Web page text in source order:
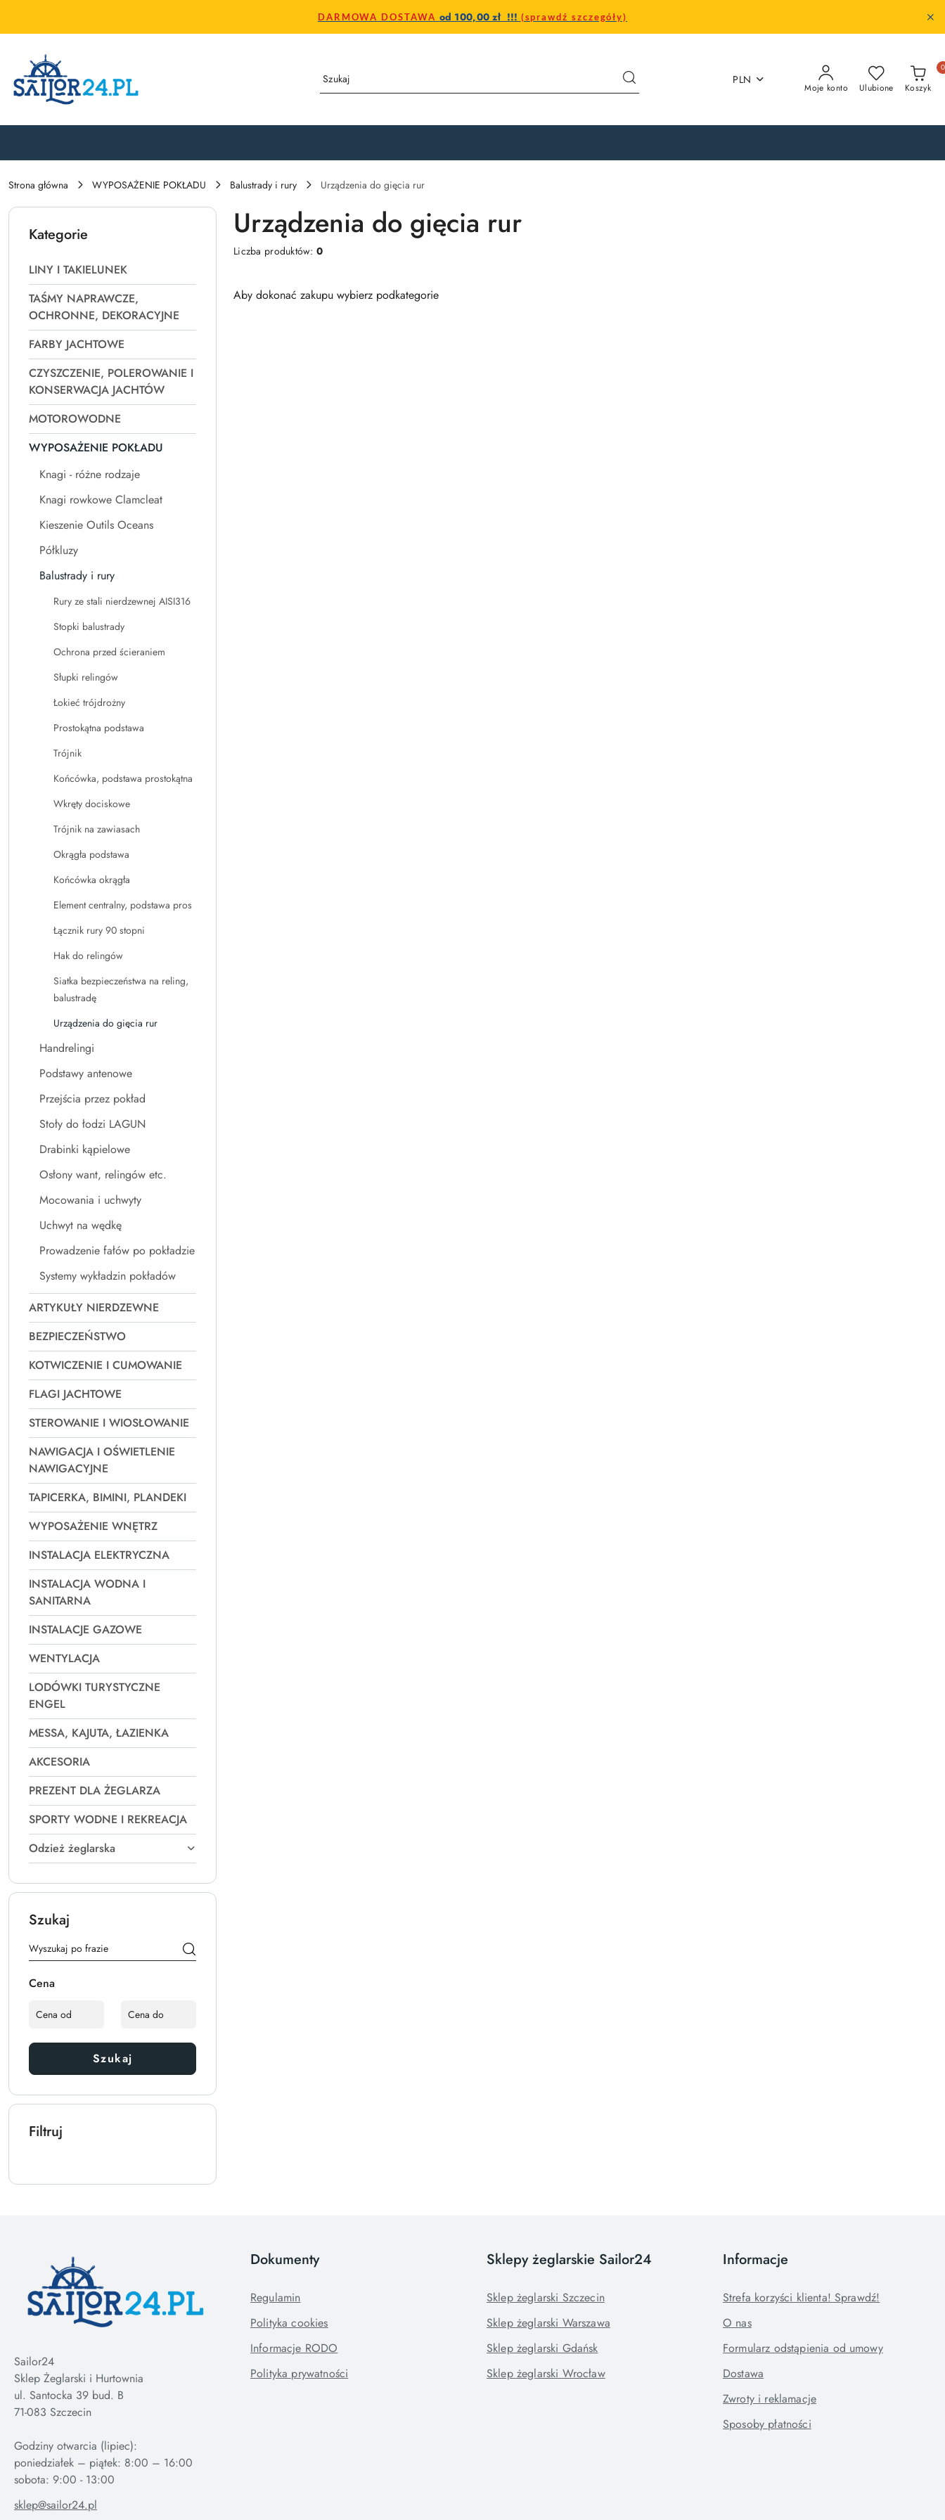
DARMOWA DOSTAWA od 100,00 zł !!! (sprawdź szczegóły)
PLN
Moje konto Ulubione Koszyk
0
Strona główna WYPOSAŻENIE POKŁADU Balustrady i rury Urządzenia do gięcia rur
Kategorie
LINY I TAKIELUNEK
TAŚMY NAPRAWCZE,
OCHRONNE, DEKORACYJNE
FARBY JACHTOWE
CZYSZCZENIE, POLEROWANIE I
KONSERWACJA JACHTÓW
MOTOROWODNE
WYPOSAŻENIE POKŁADU
Knagi - różne rodzaje
Knagi rowkowe Clamcleat
Kieszenie Outils Oceans
Półkluzy
Balustrady i rury
Rury ze stali nierdzewnej AISI316
Stopki balustrady
Ochrona przed ścieraniem
Słupki relingów
Łokieć trójdrożny
Prostokątna podstawa
Trójnik
Końcówka, podstawa prostokątna
Wkręty dociskowe
Trójnik na zawiasach
Okrągła podstawa
Końcówka okrągła
Element centralny, podstawa pros
Łącznik rury 90 stopni
Hak do relingów
Siatka bezpieczeństwa na reling,
balustradę
Urządzenia do gięcia rur
Handrelingi
Podstawy antenowe
Przejścia przez pokład
Stoły do łodzi LAGUN
Drabinki kąpielowe
Osłony want, relingów etc.
Mocowania i uchwyty
Uchwyt na wędkę
Prowadzenie fałów po pokładzie
Systemy wykładzin pokładów
ARTYKUŁY NIERDZEWNE
BEZPIECZEŃSTWO
KOTWICZENIE I CUMOWANIE
FLAGI JACHTOWE
STEROWANIE I WIOSŁOWANIE
NAWIGACJA I OŚWIETLENIE
NAWIGACYJNE
TAPICERKA, BIMINI, PLANDEKI
WYPOSAŻENIE WNĘTRZ
INSTALACJA ELEKTRYCZNA
INSTALACJA WODNA I
SANITARNA
INSTALACJE GAZOWE
WENTYLACJA
LODÓWKI TURYSTYCZNE
ENGEL
MESSA, KAJUTA, ŁAZIENKA
AKCESORIA
PREZENT DLA ŻEGLARZA
SPORTY WODNE I REKREACJA
Odzież żeglarska
Szukaj
Cena
Szukaj
Filtruj
Urządzenia do gięcia rur
Liczba produktów:0
Aby dokonać zakupu wybierz podkategorie
Sailor24
Sklep Żeglarski i Hurtownia
ul. Santocka 39 bud. B
71-083 Szczecin
Godziny otwarcia (lipiec):
poniedziałek – piątek: 8:00 – 16:00
sklep@sailor24.pl
Dokumenty
Regulamin
Polityka cookies
Informacje RODO
Polityka prywatności
Sklepy żeglarskie Sailor24
Sklep żeglarski Szczecin
Sklep żeglarski Warszawa
Sklep żeglarski Gdańsk
Sklep żeglarski Wrocław
Informacje
Strefa korzyści klienta! Sprawdź!
O nas
Formularz odstąpienia od umowy
Dostawa
Zwroty i reklamacje
Sposoby płatności